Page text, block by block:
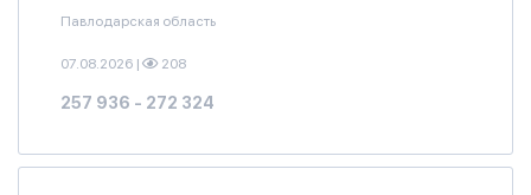
Павлодарская область
07.08.2026 | 208
257 936 - 272 324